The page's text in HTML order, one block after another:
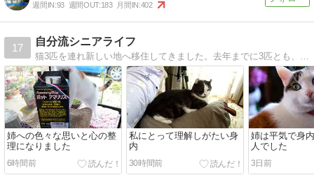
週間IN:93 週間OUT:183 月間IN:402
17
自分流シニアライフ
猫3匹を連れ新しい地へ移住してきました。去年までに3匹とも、そして両親も見送り、これから自分だけのシニアライフが始まります。
姉への色々な思いと心の整
理になりました
6時間前
私にとって理解しがたい身
内
30時間前
姉は平気で身
人でした
3日前